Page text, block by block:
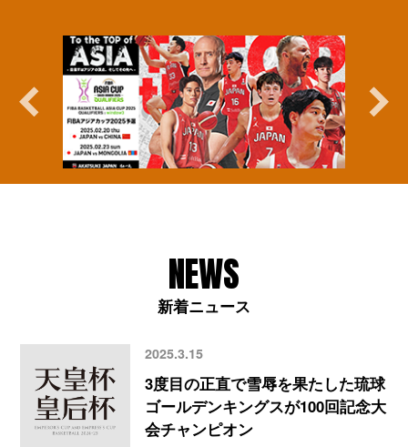
NEWS
新着ニュース
2025.3.15
3度目の正直で雪辱を果たした琉球
ゴールデンキングスが100回記念大
会チャンピオン